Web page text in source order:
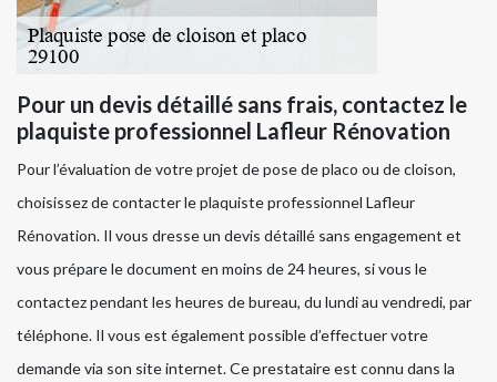
Pour un devis détaillé sans frais, contactez le
plaquiste professionnel Lafleur Rénovation
Pour l’évaluation de votre projet de pose de placo ou de cloison,
choisissez de contacter le plaquiste professionnel Lafleur
Rénovation. Il vous dresse un devis détaillé sans engagement et
vous prépare le document en moins de 24 heures, si vous le
contactez pendant les heures de bureau, du lundi au vendredi, par
téléphone. Il vous est également possible d’effectuer votre
demande via son site internet. Ce prestataire est connu dans la